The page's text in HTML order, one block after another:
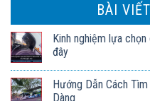
BÀI
Kinh nghiệm lựa
đây
Hướng Dẫn Cách
Dàng